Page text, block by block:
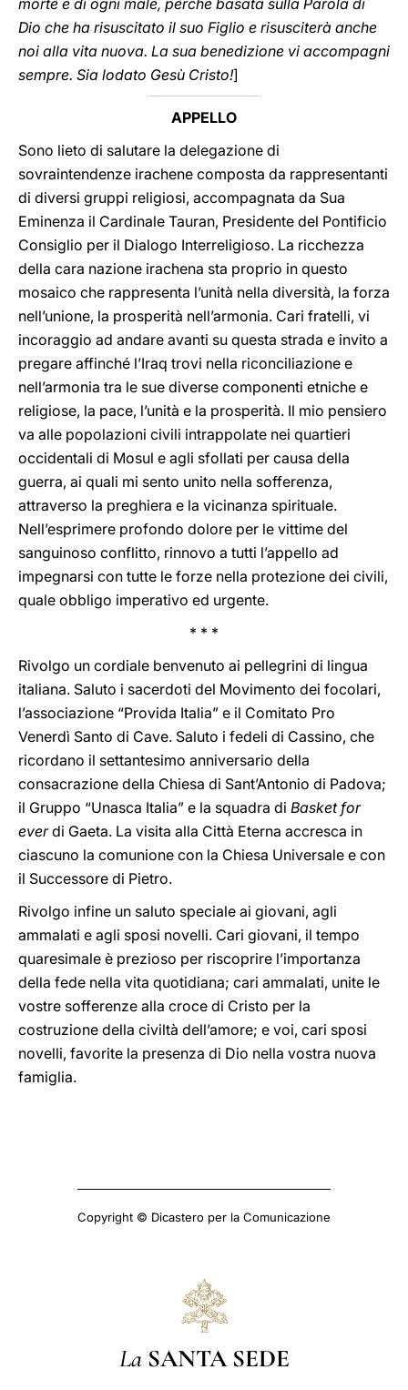
morte e di ogni male, perché basata sulla Parola di
Dio che ha risuscitato il suo Figlio e risusciterà anche
noi alla vita nuova. La sua benedizione vi accompagni
sempre. Sia lodato Gesù Cristo!]
APPELLO
Sono lieto di salutare la delegazione di
sovraintendenze irachene composta da rappresentanti
di diversi gruppi religiosi, accompagnata da Sua
Eminenza il Cardinale Tauran, Presidente del Pontificio
Consiglio per il Dialogo Interreligioso. La ricchezza
della cara nazione irachena sta proprio in questo
mosaico che rappresenta l’unità nella diversità, la forza
nell’unione, la prosperità nell’armonia. Cari fratelli, vi
incoraggio ad andare avanti su questa strada e invito a
pregare affinché l’Iraq trovi nella riconciliazione e
nell’armonia tra le sue diverse componenti etniche e
religiose, la pace, l’unità e la prosperità. Il mio pensiero
va alle popolazioni civili intrappolate nei quartieri
occidentali di Mosul e agli sfollati per causa della
guerra, ai quali mi sento unito nella sofferenza,
attraverso la preghiera e la vicinanza spirituale.
Nell’esprimere profondo dolore per le vittime del
sanguinoso conflitto, rinnovo a tutti l’appello ad
impegnarsi con tutte le forze nella protezione dei civili,
quale obbligo imperativo ed urgente.
* * *
Rivolgo un cordiale benvenuto ai pellegrini di lingua
italiana. Saluto i sacerdoti del Movimento dei focolari,
l’associazione “Provida Italia” e il Comitato Pro
Venerdì Santo di Cave. Saluto i fedeli di Cassino, che
ricordano il settantesimo anniversario della
consacrazione della Chiesa di Sant’Antonio di Padova;
il Gruppo “Unasca Italia” e la squadra di Basket for
everdi Gaeta. La visita alla Città Eterna accresca in
ciascuno la comunione con la Chiesa Universale e con
il Successore di Pietro.
Rivolgo infine un saluto speciale ai giovani, agli
ammalati e agli sposi novelli. Cari giovani, il tempo
quaresimale è prezioso per riscoprire l’importanza
della fede nella vita quotidiana; cari ammalati, unite le
vostre sofferenze alla croce di Cristo per la
costruzione della civiltà dell’amore; e voi, cari sposi
novelli, favorite la presenza di Dio nella vostra nuova
famiglia.
Copyright © Dicastero per la Comunicazione
La SANTA SEDE